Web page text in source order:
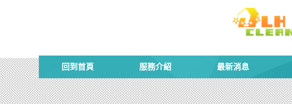
回到首頁 服務介紹 最新消息